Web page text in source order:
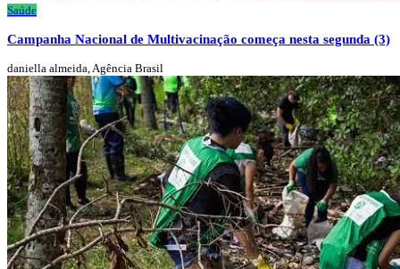
Saúde
Campanha Nacional de Multivacinação começa nesta segunda (3)
daniella almeida, Agência Brasil